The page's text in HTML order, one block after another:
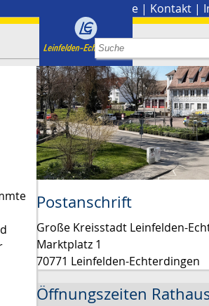
Presse | Kontakt |
Postanschrift
Große Kreisstadt Leinfelden-
Marktplatz 1
70771 Leinfelden-Echterdingen
Öffnungszeiten